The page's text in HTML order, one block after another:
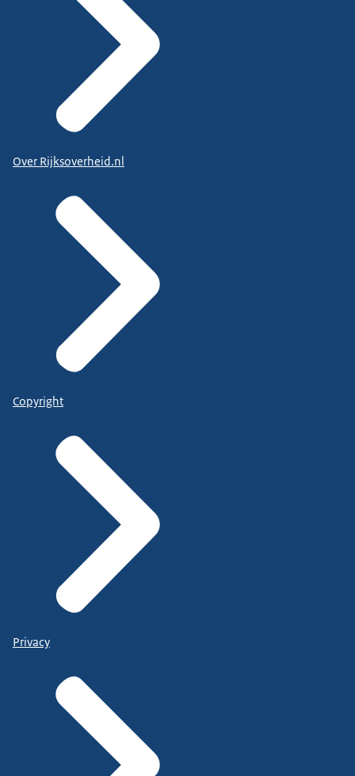
Over Rijksoverheid.nl
Copyright
Privacy